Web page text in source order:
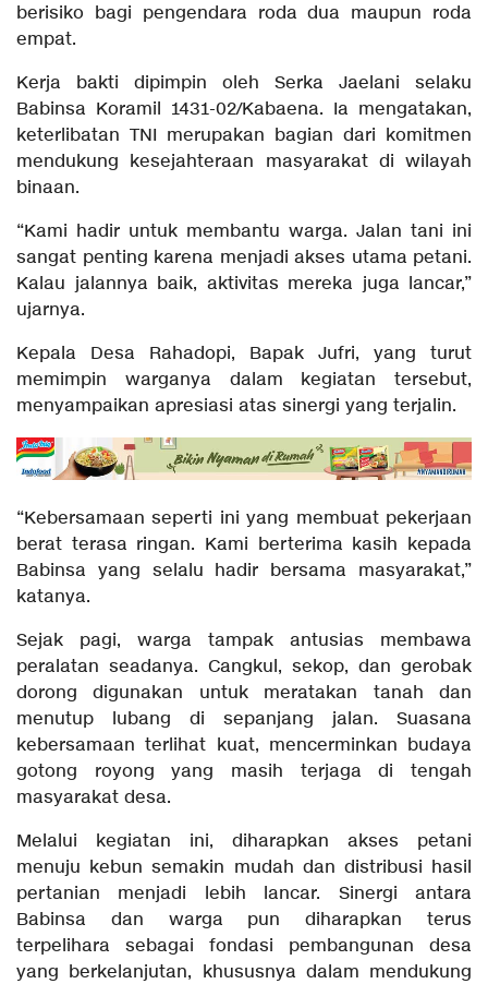
berisiko bagi pengendara roda dua maupun roda
empat.
Kerja bakti dipimpin oleh Serka Jaelani selaku
Babinsa Koramil 1431-02/Kabaena. Ia mengatakan,
keterlibatan TNI merupakan bagian dari komitmen
mendukung kesejahteraan masyarakat di wilayah
binaan.
“Kami hadir untuk membantu warga. Jalan tani ini
sangat penting karena menjadi akses utama petani.
Kalau jalannya baik, aktivitas mereka juga lancar,”
ujarnya.
Kepala Desa Rahadopi, Bapak Jufri, yang turut
memimpin warganya dalam kegiatan tersebut,
menyampaikan apresiasi atas sinergi yang terjalin.
“Kebersamaan seperti ini yang membuat pekerjaan
berat terasa ringan. Kami berterima kasih kepada
Babinsa yang selalu hadir bersama masyarakat,”
katanya.
Sejak pagi, warga tampak antusias membawa
peralatan seadanya. Cangkul, sekop, dan gerobak
dorong digunakan untuk meratakan tanah dan
menutup lubang di sepanjang jalan. Suasana
kebersamaan terlihat kuat, mencerminkan budaya
gotong royong yang masih terjaga di tengah
masyarakat desa.
Melalui kegiatan ini, diharapkan akses petani
menuju kebun semakin mudah dan distribusi hasil
pertanian menjadi lebih lancar. Sinergi antara
Babinsa dan warga pun diharapkan terus
terpelihara sebagai fondasi pembangunan desa
yang berkelanjutan, khususnya dalam mendukung